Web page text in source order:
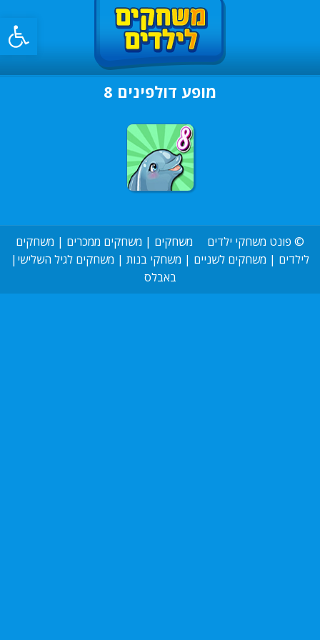
פתח
מופע דולפינים 8
© פונט משחקי ילדים משחקים | משחקים ממכרים | משחקים
לילדים | משחקים לשניים | משחקי בנות | משחקים לגיל השלישי |
באבלס